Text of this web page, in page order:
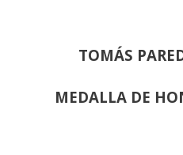
TOMÁS
MEDALLA DE